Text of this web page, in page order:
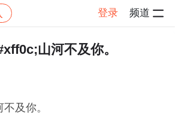
登录 频道
感慨 帖子详情
山河不及你。
及你。